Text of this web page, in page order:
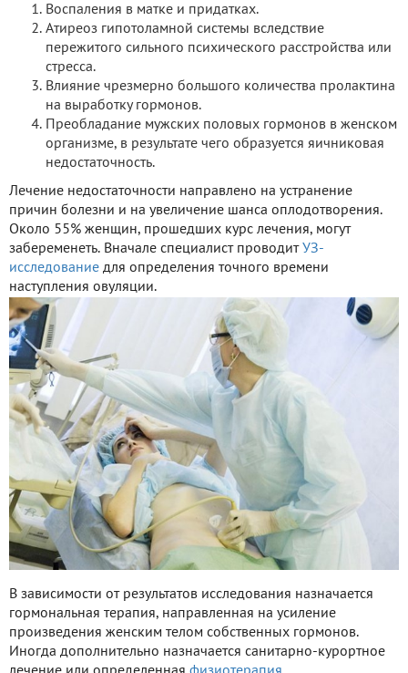
Воспаления в матке и придатках.
Атиреоз гипотоламной системы вследствие
пережитого сильного психического расстройства или
стресса.
Влияние чрезмерно большого количества пролактина
на выработку гормонов.
Преобладание мужских половых гормонов в женском
организме, в результате чего образуется яичниковая
недостаточность.
Лечение недостаточности направлено на устранение
причин болезни и на увеличение шанса оплодотворения.
Около 55% женщин, прошедших курс лечения, могут
забеременеть. Вначале специалист проводит УЗ-
исследование для определения точного времени
наступления овуляции.
В зависимости от результатов исследования назначается
гормональная терапия, направленная на усиление
произведения женским телом собственных гормонов.
Иногда дополнительно назначается санитарно-курортное